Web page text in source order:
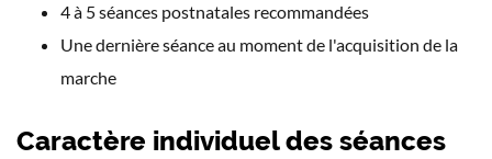
4 à 5 séances postnatales recommandées
Une dernière séance au moment de l'acquisition de la
marche
Caractère individuel des séances